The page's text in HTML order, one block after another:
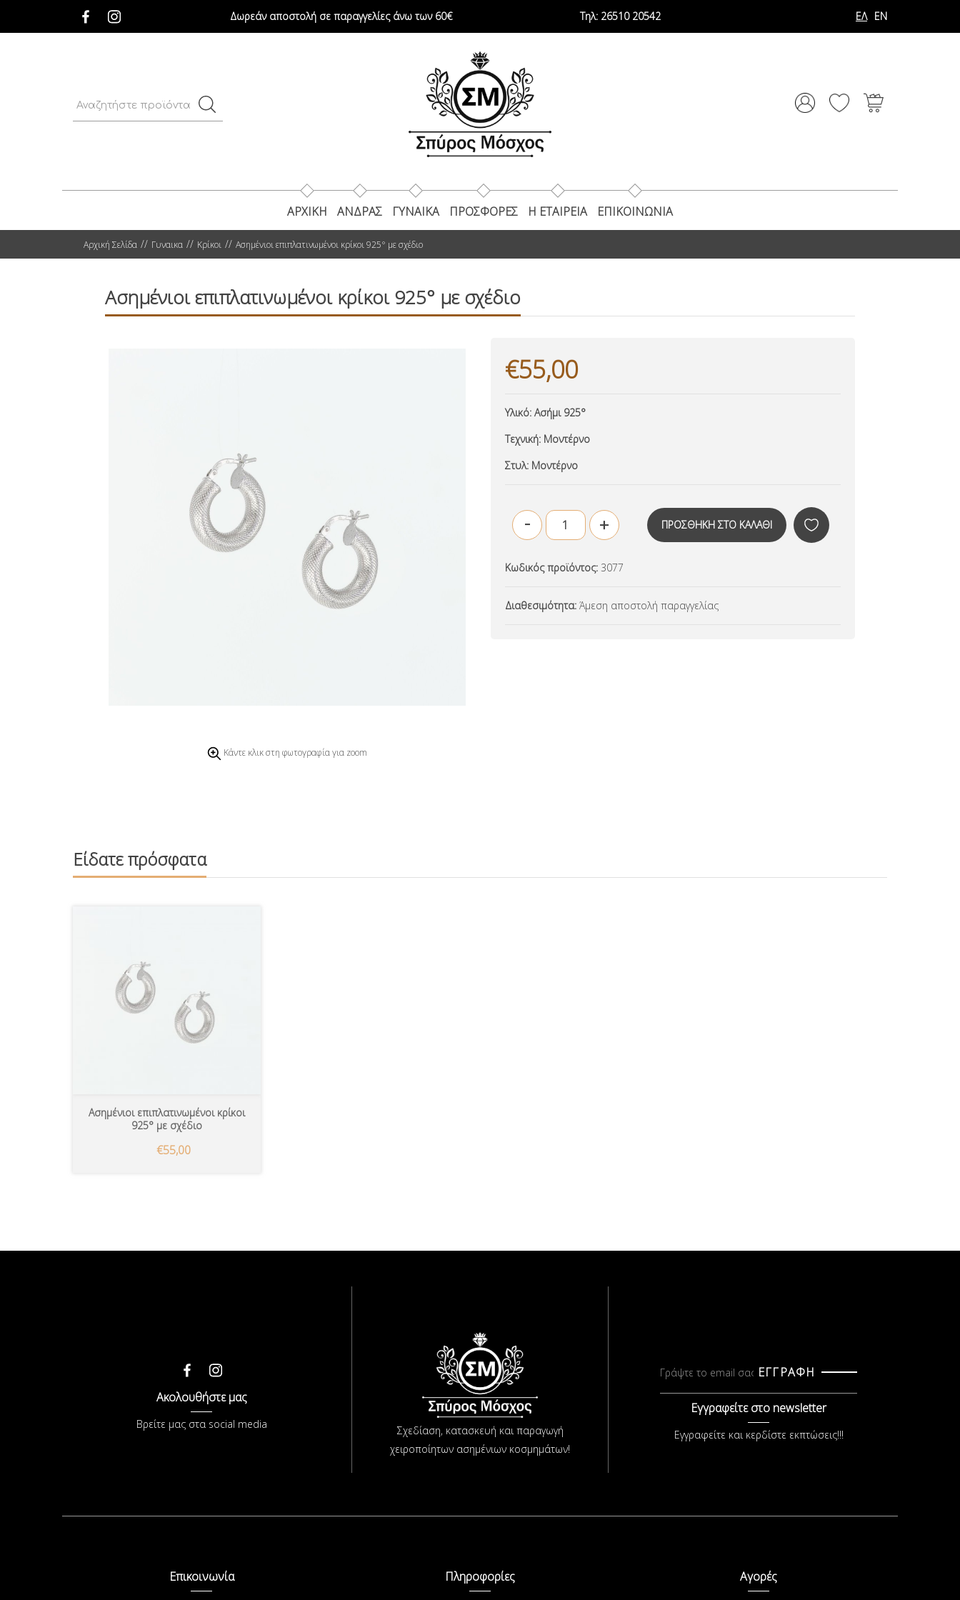
Δωρεάν αποστολή σε παραγγελίες άνω των 60€ Τηλ: 26510 20542 ΕΛ EN
ΑΡΧΙΚΗ ΑΝΔΡΑΣ ΓΥΝΑΙΚΑ ΠΡΟΣΦΟΡΕΣ Η ΕΤΑΙΡΕΊΑ ΕΠΙΚΟΙΝΩΝΊΑ
Αρχική Σελίδα Γυναικα Κρίκοι Ασημένιοι επιπλατινωμένοι κρίκοι 925° με σχέδιο
Ασημένιοι επιπλατινωμένοι κρίκοι 925° με σχέδιο
Κάντε κλικ στη φωτογραφία για zoom
€55,00
Υλικό: Ασήμι 925°
Τεχνική: Μοντέρνο
Στυλ: Μοντέρνο
- +
Κωδικός προϊόντος: 3077
Διαθεσιμότητα: Άμεση αποστολή παραγγελίας
Είδατε πρόσφατα
Ασημένιοι επιπλατινωμένοι κρίκοι
925° με σχέδιο
€55,00
Σχεδίαση, κατασκευή και παραγωγή
χειροποίητων ασημένιων κοσμημάτων!
Ακολουθήστε μας
Βρείτε μας στα social media
ΕΓΓΡΑΦΗ
Εγγραφείτε στο newsletter
Εγγραφείτε και κερδίστε εκπτώσεις!!!
Επικοινωνία Πληροφορίες Αγορές